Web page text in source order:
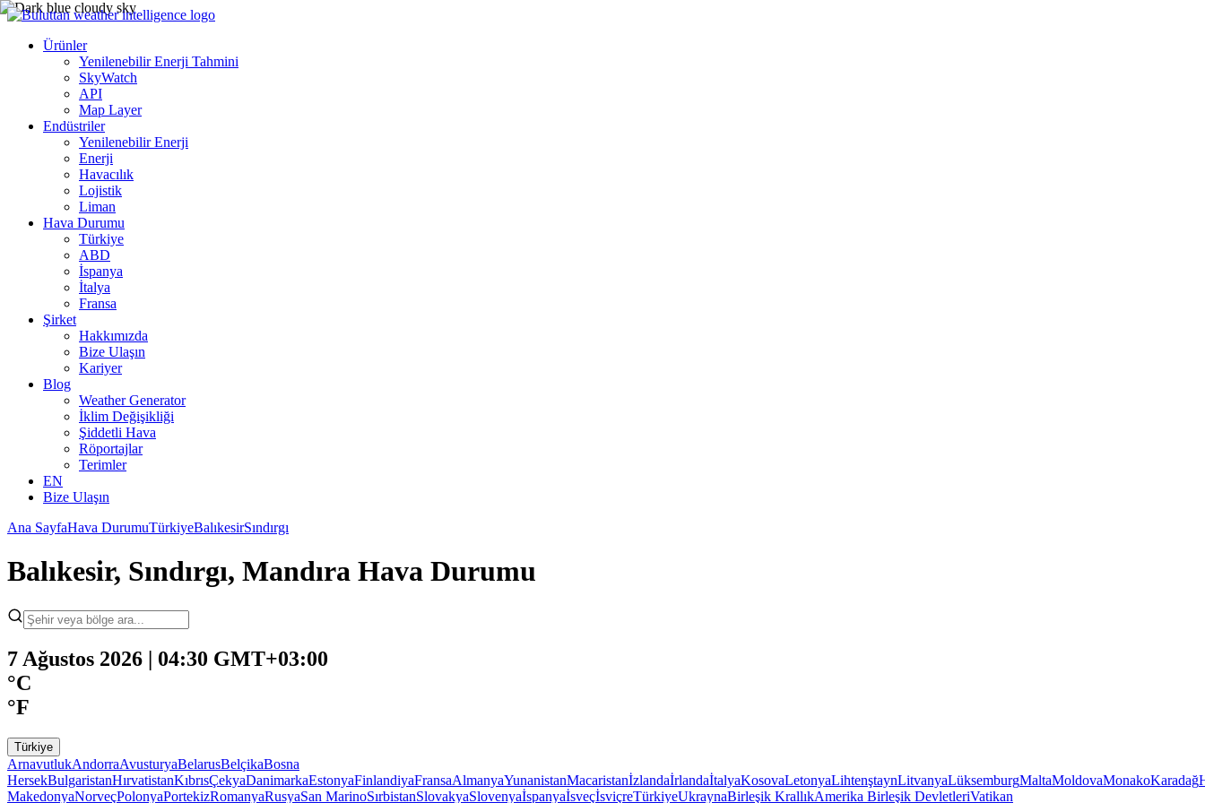
Ürünler
Yenilenebilir Enerji Tahmini
SkyWatch
API
Map Layer
Endüstriler
Yenilenebilir Enerji
Enerji
Havacılık
Lojistik
Liman
Hava Durumu
Türkiye
ABD
İspanya
İtalya
Fransa
Şirket
Hakkımızda
Bize Ulaşın
Kariyer
Blog
Weather Generator
İklim Değişikliği
Şiddetli Hava
Röportajlar
Terimler
EN
Bize Ulaşın
Ana SayfaHava DurumuTürkiyeBalıkesirSındırgı
Balıkesir, Sındırgı, Mandıra Hava Durumu
7 Ağustos 2026 | 04:30 GMT+03:00
°C
°F
Türkiye
ArnavutlukAndorraAvusturyaBelarusBelçikaBosna
HersekBulgaristanHırvatistanKıbrısÇekyaDanimarkaEstonyaFinlandiyaFransaAlmanyaYunanistanMacaristanİzlandaİrlandaİtalyaKosovaLetonyaLihtenştaynLitvanyaLüksemburgMaltaMoldovaMonakoKaradağ
MakedonyaNorveçPolonyaPortekizRomanyaRusyaSan MarinoSırbistanSlovakyaSlovenyaİspanyaİsveçİsviçreTürkiyeUkraynaBirleşik KrallıkAmerika Birleşik DevletleriVatikan